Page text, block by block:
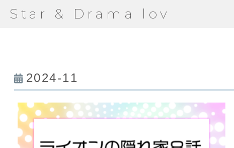
Star & Drama lov
2024-11